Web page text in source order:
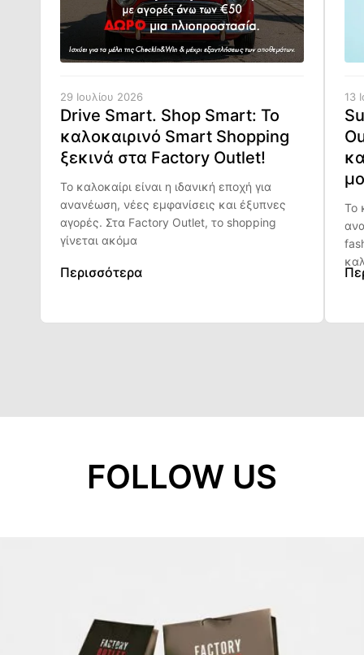
29 Ιουλίου 2026
Drive Smart. Shop Smart: Το
καλοκαιρινό Smart Shopping
ξεκινά στα Factory Outlet!
Το καλοκαίρι είναι η ιδανική εποχή για
ανανέωση, νέες εμφανίσεις και έξυπνες
αγορές. Στα Factory Outlet, το shopping
γίνεται ακόμα
Περισσότερα
13
Το
FOLLOW US